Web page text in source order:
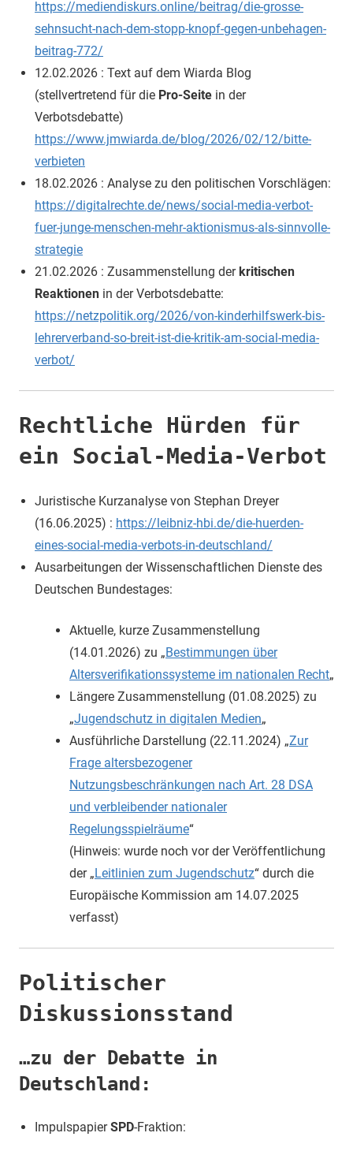
https://mediendiskurs.online/beitrag/die-grosse-
sehnsucht-nach-dem-stopp-knopf-gegen-unbehagen-
beitrag-772/
12.02.2026 : Text auf dem Wiarda Blog
(stellvertretend für die Pro-Seite in der
Verbotsdebatte)
https://www.jmwiarda.de/blog/2026/02/12/bitte-
verbieten
18.02.2026 : Analyse zu den politischen Vorschlägen:
https://digitalrechte.de/news/social-media-verbot-
fuer-junge-menschen-mehr-aktionismus-als-sinnvolle-
strategie
21.02.2026 : Zusammenstellung derkritischen
Reaktionen in der Verbotsdebatte:
https://netzpolitik.org/2026/von-kinderhilfswerk-bis-
lehrerverband-so-breit-ist-die-kritik-am-social-media-
verbot/
Rechtliche Hürden für
ein Social-Media-Verbot
Juristische Kurzanalyse von Stephan Dreyer
(16.06.2025) : https://leibniz-hbi.de/die-huerden-
eines-social-media-verbots-in-deutschland/
Ausarbeitungen der Wissenschaftlichen Dienste des
Deutschen Bundestages:
Aktuelle, kurze Zusammenstellung
(14.01.2026) zu „Bestimmungen über
Altersverifikationssysteme im nationalen Recht„
Längere Zusammenstellung (01.08.2025) zu
„Jugendschutz in digitalen Medien„
Ausführliche Darstellung (22.11.2024) „Zur
Frage altersbezogener
Nutzungsbeschränkungen nach Art. 28 DSA
und verbleibender nationaler
Regelungsspielräume“
(Hinweis: wurde noch vor der Veröffentlichung
der „Leitlinien zum Jugendschutz“ durch die
Europäische Kommission am 14.07.2025
verfasst)
Politischer
Diskussionsstand
…zu der Debatte in
Deutschland:
ImpulspapierSPD-Fraktion: